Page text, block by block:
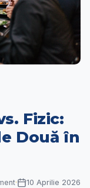
Fizic:
Două în
· 10 Aprilie 2026